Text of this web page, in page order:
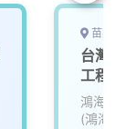
苗栗
台灣
工程
鴻海精
(鴻海)